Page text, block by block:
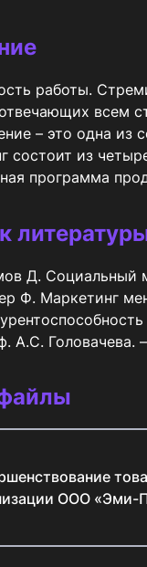
работы.
всем
– это одна из
состоит из
программа
А.С.
ООО «Эми-